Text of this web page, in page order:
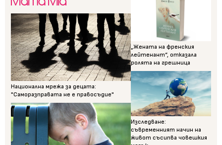
Национална мрежа за децата:
"Саморазправата не е правосъдие"
„Жената на френския
лейтенант“, отказала
ролята на грешница
Изследване:
съвременният начин на
живот съсипва човешкия